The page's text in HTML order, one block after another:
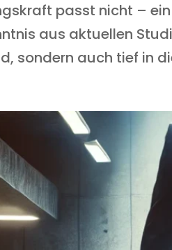
passt nicht –
aus aktuellen
sondern auch tief in